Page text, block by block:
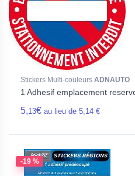
Stickers Multi-couleurs ADNAUTO
1 Adhesif emplacement
5,13€ au lieu de 5,14 €
-19 %